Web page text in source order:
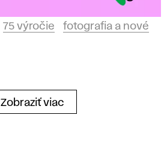
75 výročie
fotografia a nové
Zobraziť viac